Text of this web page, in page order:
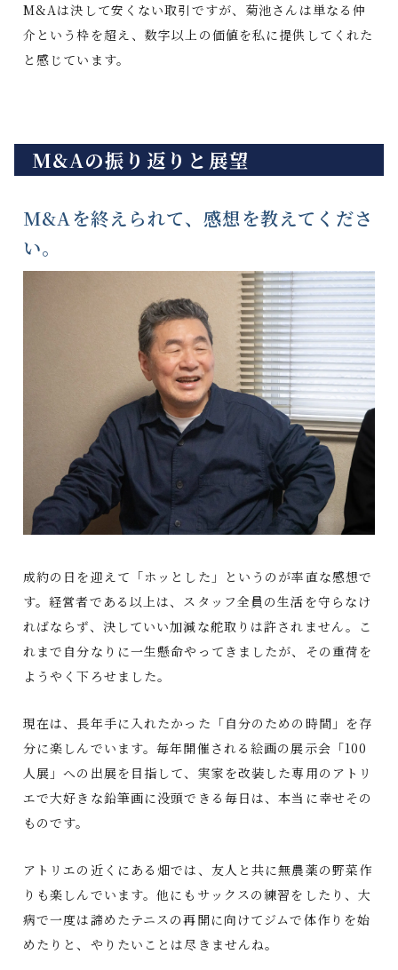
M&Aは決して安くない取引ですが、菊池さんは単なる仲
介という枠を超え、数字以上の価値を私に提供してくれた
と感じています。
M&Aの振り返りと展望
M&Aを終えられて、感想を教えてくださ
い。
成約の日を迎えて「ホッとした」というのが率直な感想で
す。経営者である以上は、スタッフ全員の生活を守らなけ
ればならず、決していい加減な舵取りは許されません。こ
れまで自分なりに一生懸命やってきましたが、その重荷を
ようやく下ろせました。
現在は、長年手に入れたかった「自分のための時間」を存
分に楽しんでいます。毎年開催される絵画の展示会「100
人展」への出展を目指して、実家を改装した専用のアトリ
エで大好きな鉛筆画に没頭できる毎日は、本当に幸せその
ものです。
アトリエの近くにある畑では、友人と共に無農薬の野菜作
りも楽しんでいます。他にもサックスの練習をしたり、大
病で一度は諦めたテニスの再開に向けてジムで体作りを始
めたりと、やりたいことは尽きませんね。